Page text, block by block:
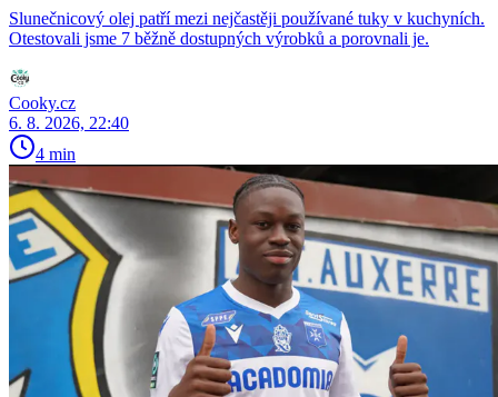
Slunečnicový olej patří mezi nejčastěji používané tuky v kuchyních.
Otestovali jsme 7 běžně dostupných výrobků a porovnali je.
Cooky.cz
6. 8. 2026, 22:40
4 min